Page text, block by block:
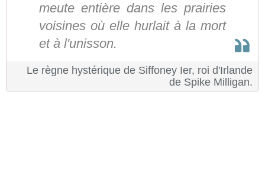
meute entière dans les prairies
voisines où elle hurlait à la mort
et à l'unisson.
Le règne hystérique de Siffoney Ier, roi d'Irlande
de Spike Milligan.